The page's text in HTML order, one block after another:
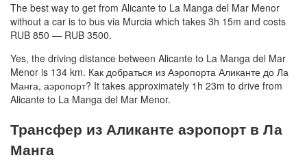
The best way to get from Alicante to La Manga del Mar Menor
without a car is to bus via Murcia which takes 3h 15m and costs
RUB 850 — RUB 3500.
Yes, the driving distance between Alicante to La Manga del Mar
Menor is 134 km. Как добраться из Аэропорта Аликанте до Ла
Манга, аэропорт? It takes approximately 1h 23m to drive from
Alicante to La Manga del Mar Menor.
Трансфер из Аликанте аэропорт в Ла
Манга